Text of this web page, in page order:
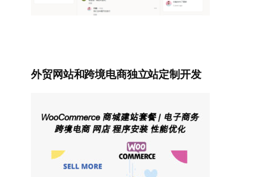
外贸网站和跨境电商独立站定制开发